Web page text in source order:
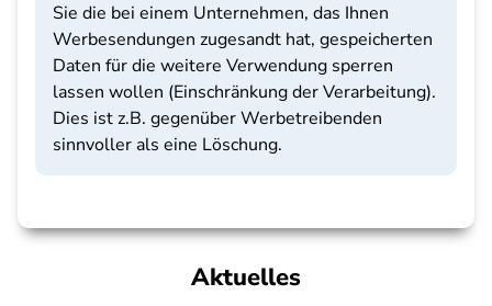
Sie die bei einem Unternehmen, das Ihnen
Werbesendungen zugesandt hat, gespeicherten
Daten für die weitere Verwendung sperren
lassen wollen (Einschränkung der Verarbeitung).
Dies ist z.B. gegenüber Werbetreibenden
sinnvoller als eine Löschung.
Aktuelles